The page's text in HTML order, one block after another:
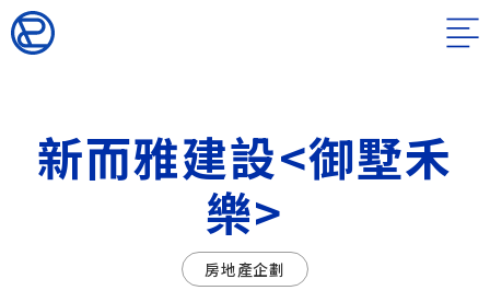
新而雅建設<御墅禾
樂>
房地產企劃